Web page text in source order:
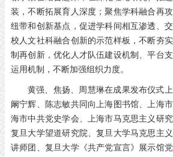
装，不断拓展育人深度；聚焦学科融合再
纽带和创新基点，促进学科间相互渗透、
校人文社科融合创新的示范样板，不断夯
制再创新，优化人才队伍建设机制、平台
运用机制，不断加强组织力度。
黄强、焦扬、周慧琳在成果发布仪式
阚宁辉、陈志敏共同向上海图书馆、上海
海市中共党史学会、上海市马克思主义研
复旦大学望道研究院、复旦大学马克思主
讲师团、复旦大学《共产党宣言》展示馆